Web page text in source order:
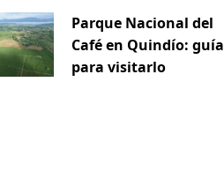
Parque Nacional del
Café en Quindío: guía
para visitarlo